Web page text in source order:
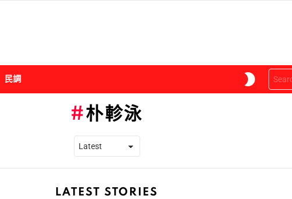
民調
SKIN
Search
for:
朴軫泳
LATEST STORIES